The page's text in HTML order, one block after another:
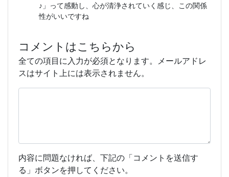
♪」って感動し、心が清浄されていく感じ、この関係
性がいいですね
コメントはこちらから
全ての項目に入力が必須となります。メールアドレ
スはサイト上には表示されません。
内容に問題なければ、下記の「コメントを送信す
る」ボタンを押してください。